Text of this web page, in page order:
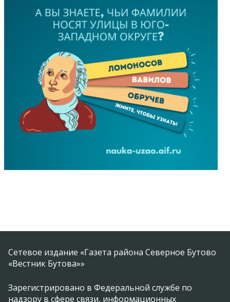
Сетевое издание «Газета района Северное Бутово
«Вестник Бутова»»
Зарегистрировано в Федеральной службе по
надзору в сфере связи, информационных